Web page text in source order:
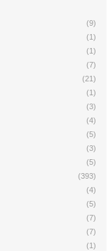
(9)
(1)
(1)
(7)
(21)
(1)
(3)
(4)
(5)
(3)
(5)
(393)
(4)
(5)
(7)
(7)
(1)